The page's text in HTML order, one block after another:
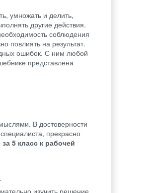
умножать и делить,
другие действия.
соблюдения
повлиять на результат.
ошибок. С ним любой
представлена
В достоверности
прекрасно
5 класс к рабочей
изучить решение